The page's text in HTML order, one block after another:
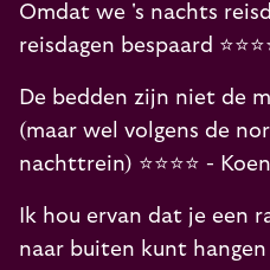
Omdat we 's nachts
reisdagen bespaard
De bedden zijn niet de
(maar wel volgens de
nachttrein) ⭐️⭐️⭐️⭐️ -
Ik hou ervan dat je een
naar buiten kunt